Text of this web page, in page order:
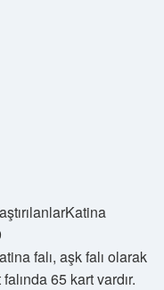
falı, aşk falı olarak
65 kart vardır.